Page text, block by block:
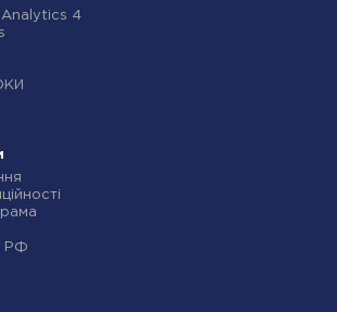
(ChatGPT)
Analytics
Analytics 4
Dynamics 365
Monitor
РФ